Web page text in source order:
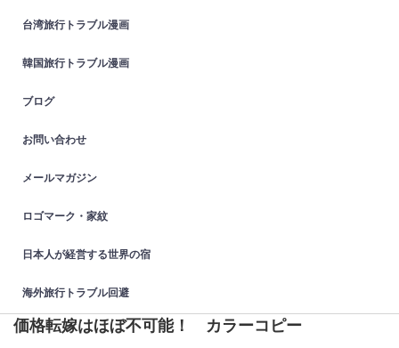
台湾旅行トラブル漫画
韓国旅行トラブル漫画
ブログ
お問い合わせ
メールマガジン
ロゴマーク・家紋
日本人が経営する世界の宿
海外旅行トラブル回避
価格転嫁はほぼ不可能！ カラーコピー